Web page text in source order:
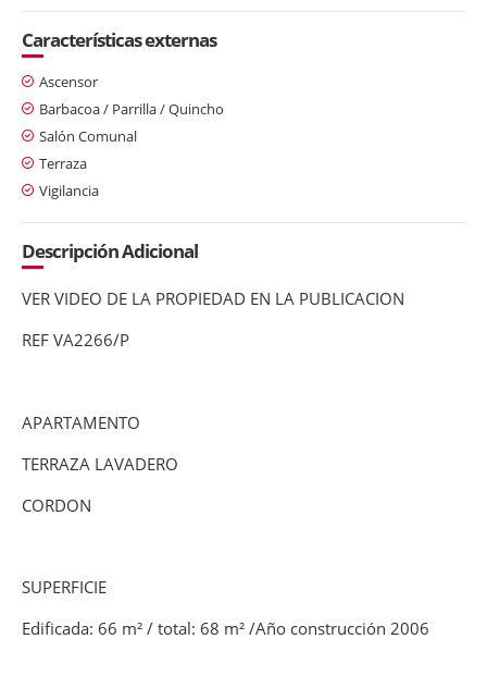
Características externas
Ascensor
Barbacoa / Parrilla / Quincho
Salón Comunal
Terraza
Vigilancia
Descripción Adicional
VER VIDEO DE LA PROPIEDAD EN LA PUBLICACION
REF VA2266/P
APARTAMENTO
TERRAZA LAVADERO
CORDON
SUPERFICIE
Edificada: 66 m² / total: 68 m² /Año construcción 2006